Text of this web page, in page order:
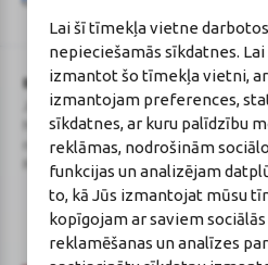
Lai šī tīmekļa vietne
nepieciešamās sīkdatnes.
izmantot šo tīmekļa vietni,
izmantojam preferences,
sīkdatnes, ar kuru palīdzību
reklāmas, nodrošinām
funkcijas un analizējam
to, kā Jūs izmantojat mūsu
kopīgojam ar saviem
reklamēšanas un analīzes
Google
reCAPTCHA
BENU Aptieka Latvija, SIA
Juridiskā adrese / Faktiskā adrese:
Noliktavu iela 5, Dreiliņi, Stopiņu
novads, LV-2130
Reģistrācijas Nr.: 40003252167
E-